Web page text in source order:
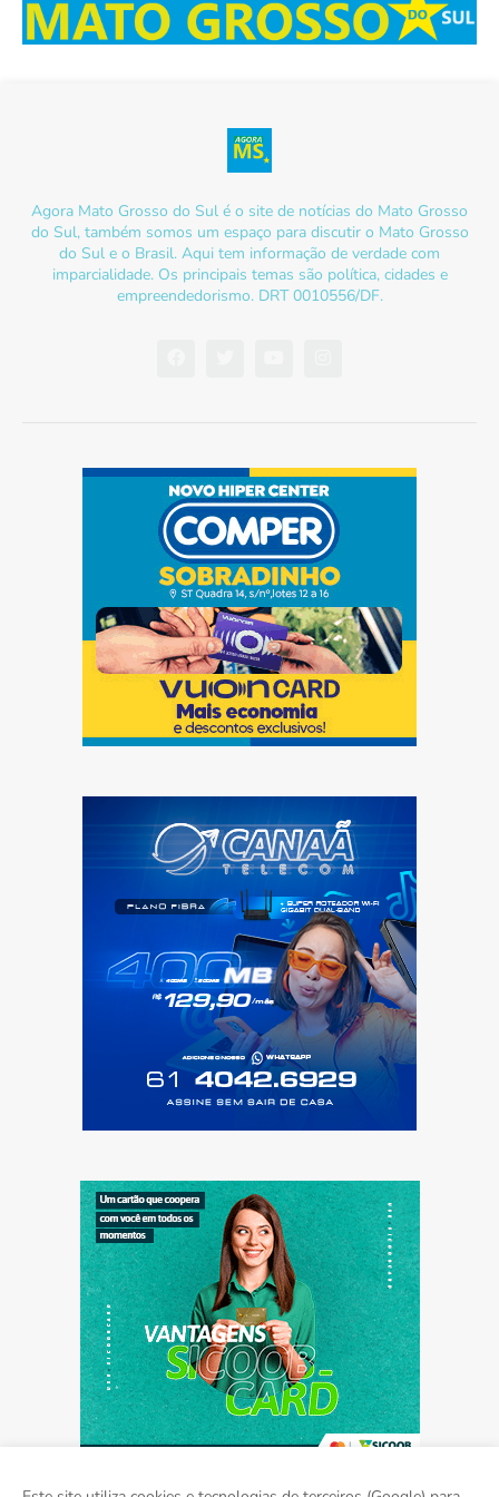
Agora Mato Grosso do Sul é o site de notícias do Mato Grosso
do Sul, também somos um espaço para discutir o Mato Grosso
do Sul e o Brasil. Aqui tem informação de verdade com
imparcialidade. Os principais temas são política, cidades e
empreendedorismo. DRT 0010556/DF.